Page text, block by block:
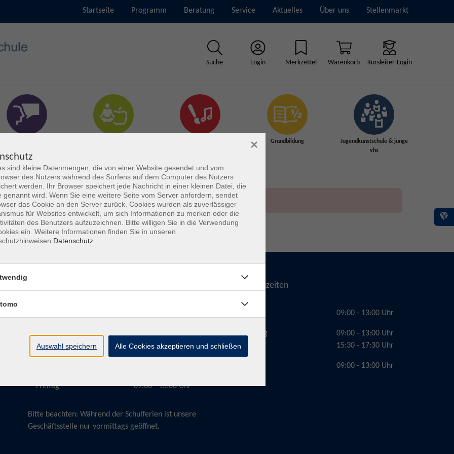
Startseite Programm Beratung Service Aktuelles Über uns Stellenmarkt
Suche Login Merkzettel Warenkorb Kursleiter-Login
Grundbildung
Jugendkunstschule & junge
vhs
Dienstag
Freitag
15:30 - 17:30 Uhr
09:00 - 13:00 Uhr
Bitte beachten: Während der Schulferien ist unsere
Geschäftsstelle nur vormittags geöffnet.
Telefonzeiten
Dienstag
09:00 - 13:00 Uhr
09:00 - 13:00 Uhr
15:30 - 17:30 Uhr
09:00 - 13:00 Uhr
sind kleine Datenmengen, die von einer Website gesendet und vom
des Nutzers während des Surfens auf dem Computer des Nutzers
werden. Ihr Browser speichert jede Nachricht in einer kleinen Datei, die
genannt wird. Wenn Sie eine weitere Seite vom Server anfordern, sendet
das Cookie an den Server zurück. Cookies wurden als zuverlässiger
für Websites entwickelt, um sich Informationen zu merken oder die
des Benutzers aufzuzeichnen. Bitte willigen Sie in die Verwendung
ein. Weitere Informationen finden Sie in unseren
Datenschutz
×
Auswahl speichern Alle Cookies akzeptieren und schließen